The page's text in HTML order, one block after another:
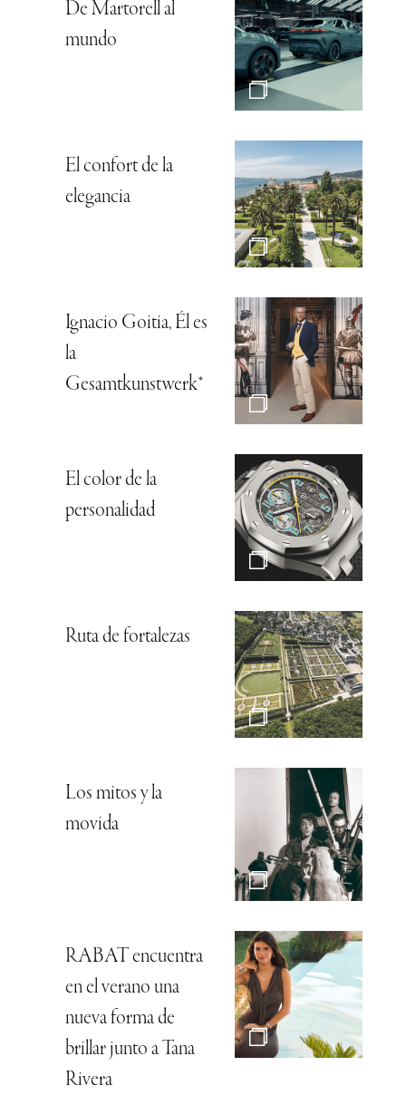
De Martorell al
mundo
El confort de la
elegancia
Ignacio Goitia, Él es
la
Gesamtkunstwerk*
El color de la
personalidad
Ruta de fortalezas
Los mitos y la
movida
RABAT encuentra
en el verano una
nueva forma de
brillar junto a Tana
Rivera